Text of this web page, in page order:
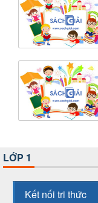
LỚP 1
Kết nối tri thức